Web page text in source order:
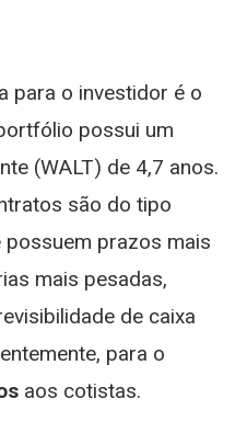
para o investidor é o
possui um
(WALT) de 4,7 anos.
são do tipo
prazos mais
mais pesadas,
de caixa
para o
aos cotistas.